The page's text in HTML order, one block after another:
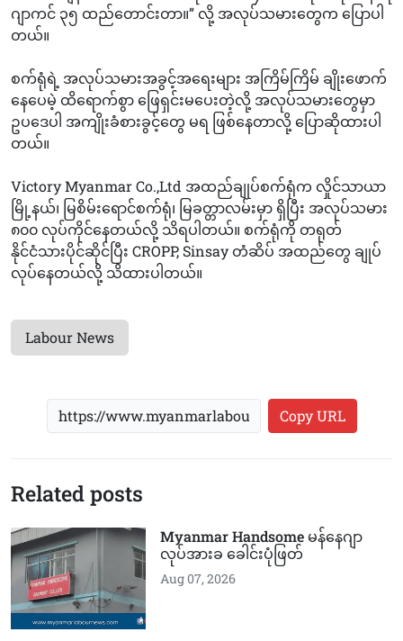
ဂျာကင် ၃၅ ထည်တောင်းတာ။” လို့ အလုပ်သမားတွေက ပြောပါ
တယ်။
စက်ရုံရဲ့ အလုပ်သမားအခွင့်အရေးများ အကြိမ်ကြိမ် ချိုးဖောက်
နေပေမဲ့ ထိရောက်စွာ ဖြေရှင်းမပေးတဲ့လို့ အလုပ်သမားတွေမှာ
ဥပဒေပါ အကျိုးခံစားခွင့်တွေ မရ ဖြစ်နေတာလို့ ပြောဆိုထားပါ
တယ်။
Victory Myanmar Co.,Ltd အထည်ချုပ်စက်ရုံက လှိုင်သာယာ
မြို့နယ်၊ မြစိမ်းရောင်စက်ရုံ၊ မြခတ္တာလမ်းမှာ ရှိပြီး အလုပ်သမား
၈၀၀ လုပ်ကိုင်နေတယ်လို့ သိရပါတယ်။ စက်ရုံကို တရုတ်
နိုင်ငံသားပိုင်ဆိုင်ပြီး CROPP, Sinsay တံဆိပ် အထည်တွေ ချုပ်
လုပ်နေတယ်လို့ သိထားပါတယ်။
Labour News
Copy URL
Related posts
Myanmar Handsome မန်နေဂျာ
လုပ်အားခ ခေါင်းပုံဖြတ်
Aug 07, 2026